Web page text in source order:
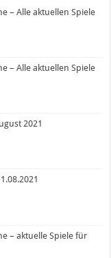
– Alle aktuellen Spiele
– Alle aktuellen Spiele
2021
– aktuelle Spiele für